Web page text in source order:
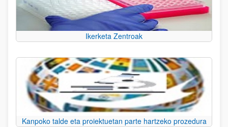
Ikerketa Zentroak
Kanpoko talde eta proiektuetan parte hartzeko prozedura